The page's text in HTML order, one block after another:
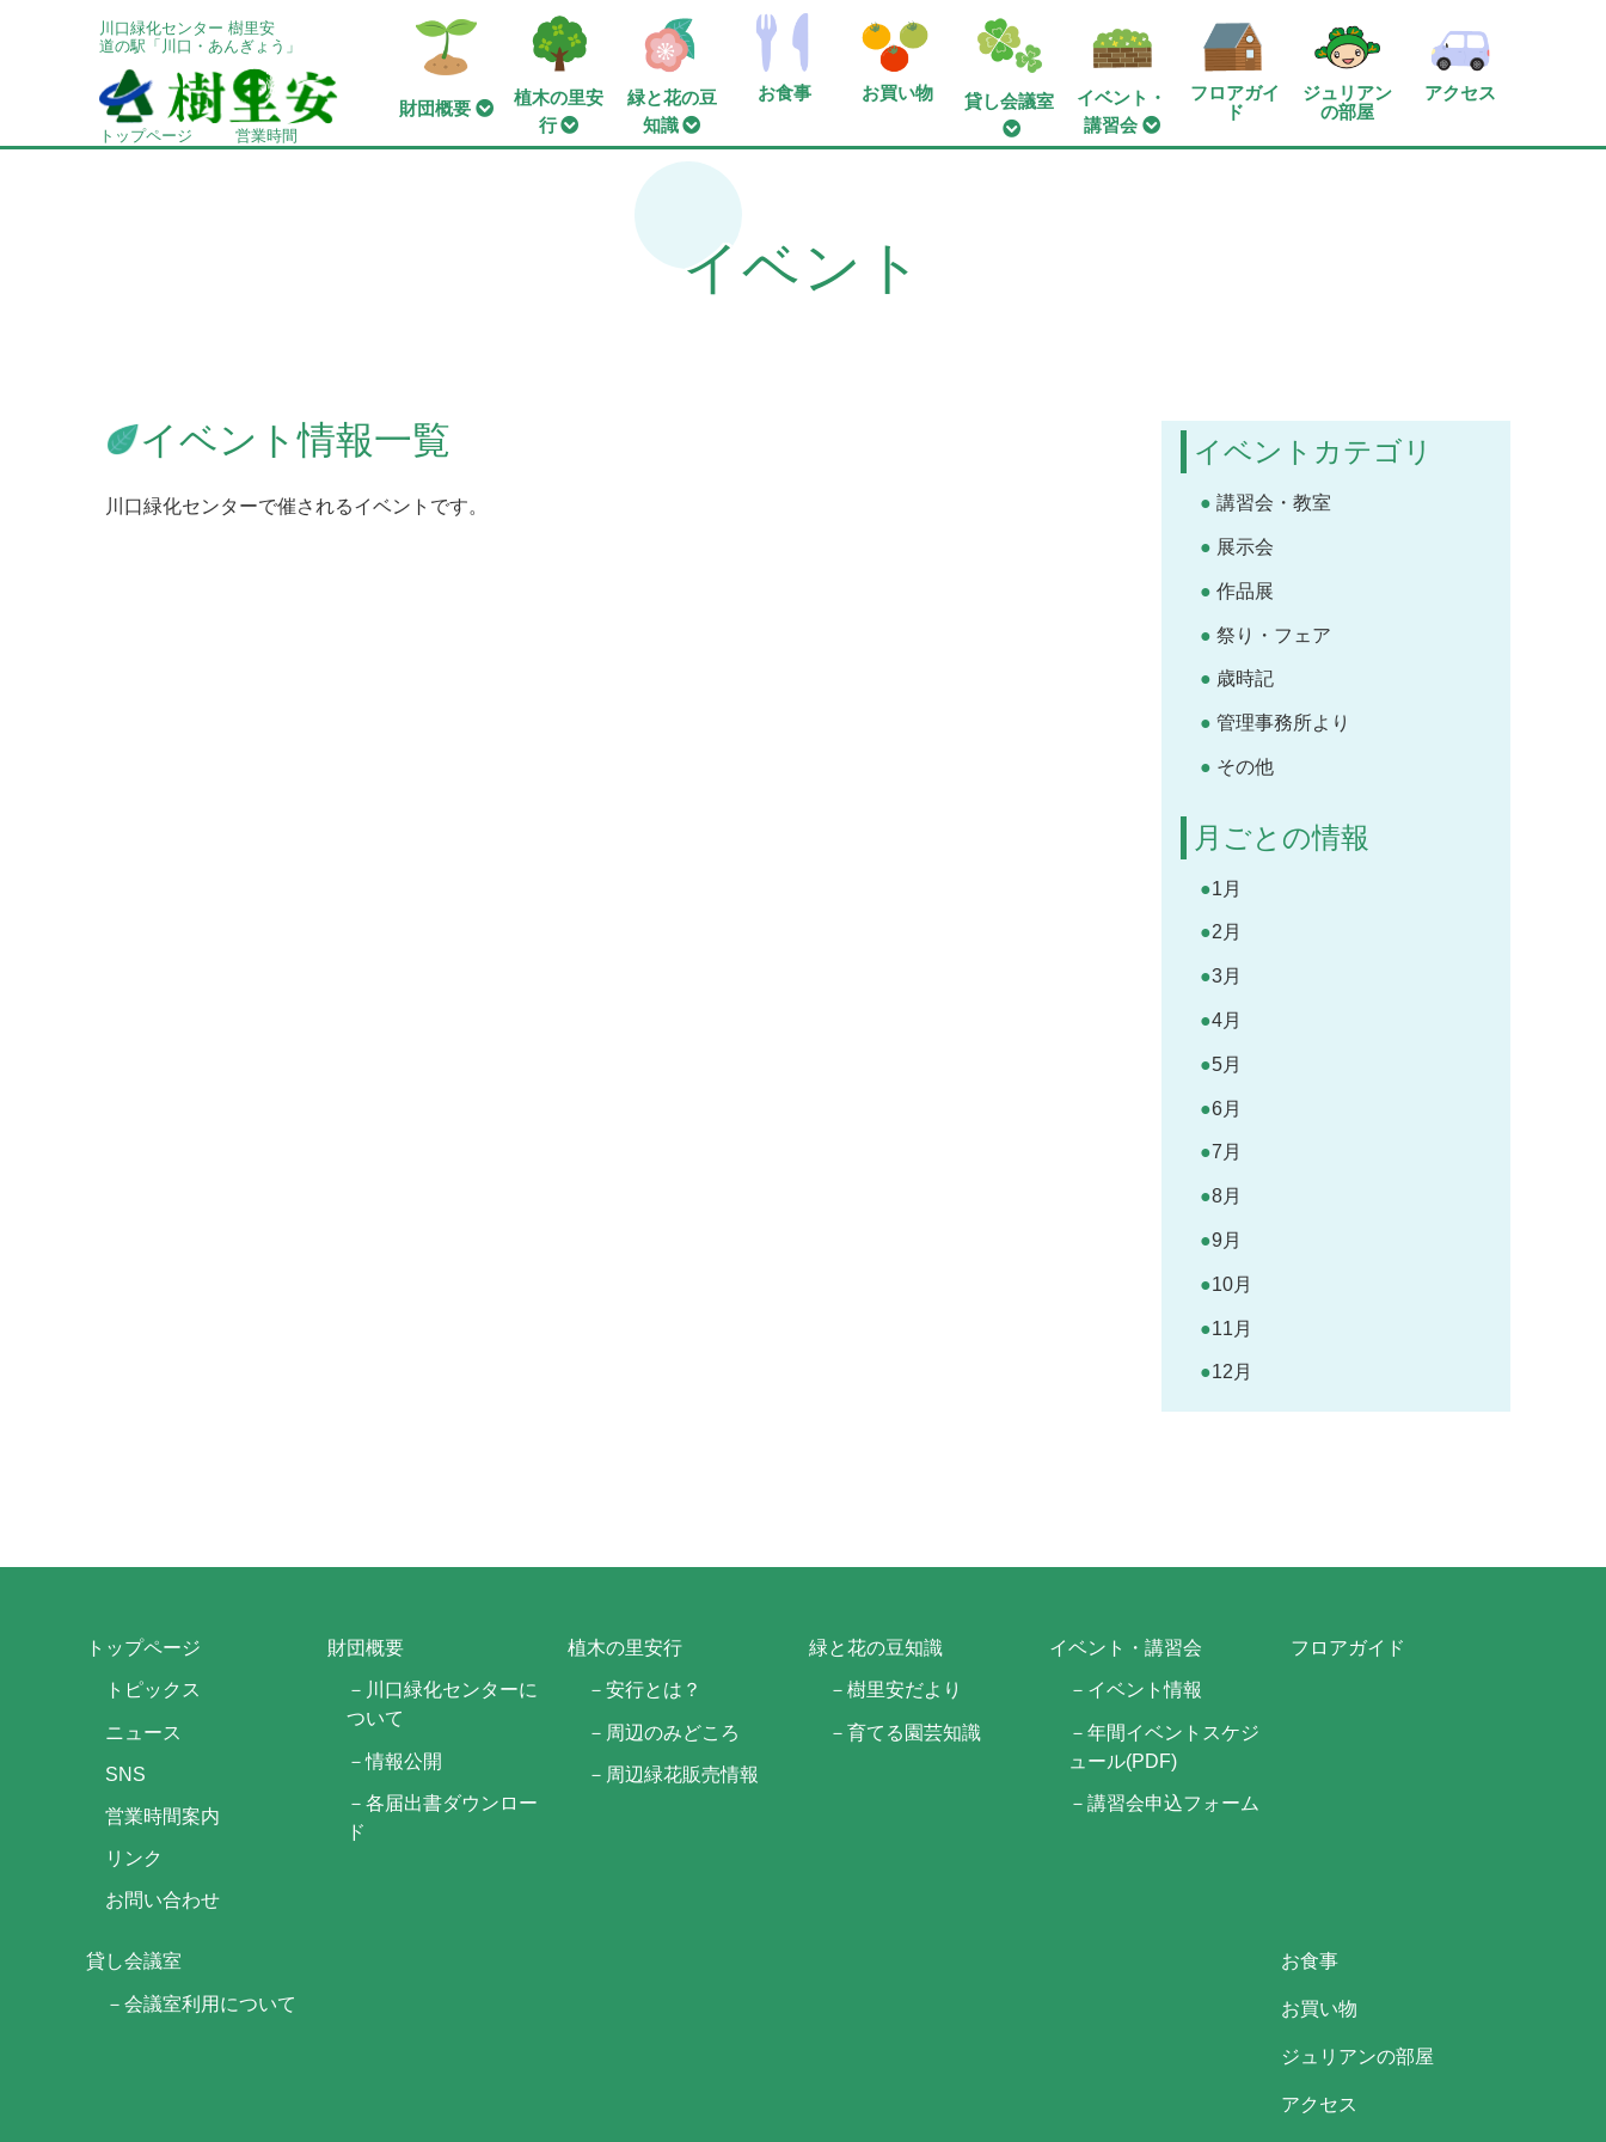
川口緑化センター 樹里安
道の駅「川口・あんぎょう」
トップページ 営業時間
財団概要
植木の里安
行
緑と花の豆
知識
お食事 お買い物 貸し会議室
イベント・
講習会
フロアガイ
ド
ジュリアン
の部屋
アクセス
イベント
イベント情報一覧
川口緑化センターで催されるイベントです。
イベントカテゴリ
講習会・教室
展示会
作品展
祭り・フェア
歳時記
管理事務所より
その他
月ごとの情報
1月
2月
3月
4月
5月
6月
7月
8月
9月
10月
11月
12月
トップページ
トピックス
ニュース
SNS
営業時間案内
リンク
お問い合わせ
財団概要
－川口緑化センターに
ついて
－情報公開
－各届出書ダウンロー
ド
植木の里安行
－安行とは？
－周辺のみどころ
－周辺緑花販売情報
緑と花の豆知識
－樹里安だより
－育てる園芸知識
イベント・講習会
－イベント情報
－年間イベントスケジ
ュール(PDF)
－講習会申込フォーム
フロアガイド
貸し会議室
－会議室利用について
お食事
お買い物
ジュリアンの部屋
アクセス